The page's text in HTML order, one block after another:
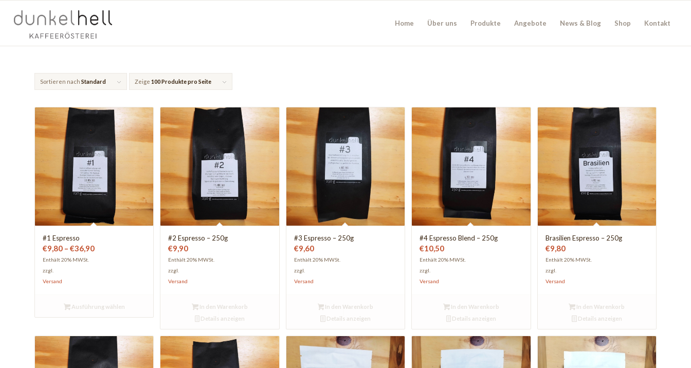
Home Über uns Produkte Angebote News & Blog Shop Kontakt
Sortieren nach Standard Zeige 100 Produkte pro Seite
#1 Espresso
€9,80 – €36,90Preisspanne:
Enthält 20% MWSt.
zzgl.
Versand
Ausführung wählen
#2 Espresso – 250g
€9,90
Enthält 20% MWSt.
zzgl.
Versand
In den Warenkorb
Details anzeigen
#3 Espresso – 250g
€9,60
Enthält 20% MWSt.
zzgl.
Versand
In den Warenkorb
Details anzeigen
#4 Espresso Blend – 250g
€10,50
Enthält 20% MWSt.
zzgl.
Versand
In den Warenkorb
Details anzeigen
Brasilien Espresso – 250g
€9,80
Enthält 20% MWSt.
zzgl.
Versand
In den Warenkorb
Details anzeigen